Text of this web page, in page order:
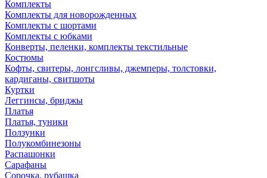
Комплекты
Комплекты для новорожденных
Комплекты с шортами
Комплекты с юбками
Конверты, пеленки, комплекты текстильные
Костюмы
Кофты, свитеры, лонгсливы, джемперы, толстовки,
кардиганы, свитшоты
Куртки
Леггинсы, бриджы
Платья
Платья, туники
Ползунки
Полукомбинезоны
Распашонки
Сарафаны
Сорочка, рубашка